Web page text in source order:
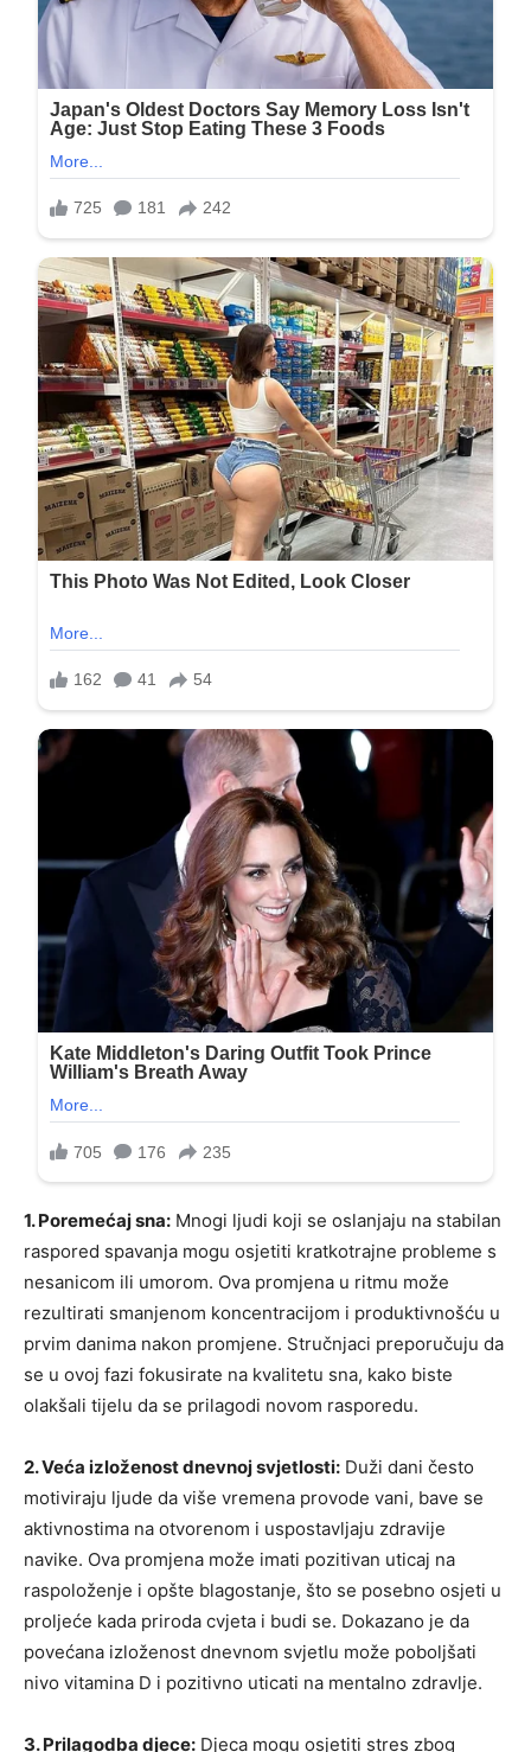
1. Poremećaj sna: Mnogi ljudi koji se oslanjaju na stabilan
raspored spavanja mogu osjetiti kratkotrajne probleme s
nesanicom ili umorom. Ova promjena u ritmu može
rezultirati smanjenom koncentracijom i produktivnošću u
prvim danima nakon promjene. Stručnjaci preporučuju da
se u ovoj fazi fokusirate na kvalitetu sna, kako biste
olakšali tijelu da se prilagodi novom rasporedu.
2. Veća izloženost dnevnoj svjetlosti: Duži dani često
motiviraju ljude da više vremena provode vani, bave se
aktivnostima na otvorenom i uspostavljaju zdravije
navike. Ova promjena može imati pozitivan uticaj na
raspoloženje i opšte blagostanje, što se posebno osjeti u
proljeće kada priroda cvjeta i budi se. Dokazano je da
povećana izloženost dnevnom svjetlu može poboljšati
nivo vitamina D i pozitivno uticati na mentalno zdravlje.
3. Prilagodba djece: Djeca mogu osjetiti stres zbog